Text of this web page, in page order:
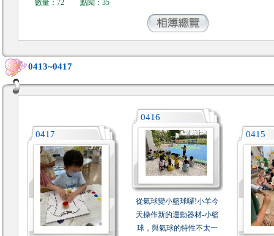
數量：72 點閱：35
0413~0417
0417
0416
從氣球變小籃球囉!小羊今
天操作新的運動器材-小籃
球，與氣球的特性不太一
0415